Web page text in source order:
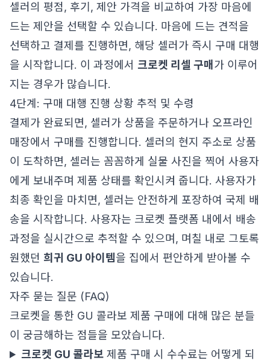
셀러의 평점, 후기, 제안 가격을 비교하여 가장 마음에
드는 제안을 선택할 수 있습니다. 마음에 드는 견적을
선택하고 결제를 진행하면, 해당 셀러가 즉시 구매 대행
을 시작합니다. 이 과정에서 크로켓 리셀 구매 가 이루어
지는 경우가 많습니다.
4단계: 구매 대행 진행 상황 추적 및 수령
결제가 완료되면, 셀러가 상품을 주문하거나 오프라인
매장에서 구매를 진행합니다. 셀러의 현지 주소로 상품
이 도착하면, 셀러는 꼼꼼하게 실물 사진을 찍어 사용자
에게 보내주며 제품 상태를 확인시켜 줍니다. 사용자가
최종 확인을 마치면, 셀러는 안전하게 포장하여 국제 배
송을 시작합니다. 사용자는 크로켓 플랫폼 내에서 배송
과정을 실시간으로 추적할 수 있으며, 며칠 내로 그토록
원했던 희귀 GU 아이템을 집에서 편안하게 받아볼 수
있습니다.
자주 묻는 질문 (FAQ)
크로켓을 통한 GU 콜라보 제품 구매에 대해 많은 분들
이 궁금해하는 점들을 모았습니다.
크로켓 GU 콜라보 제품 구매 시 수수료는 어떻게 되